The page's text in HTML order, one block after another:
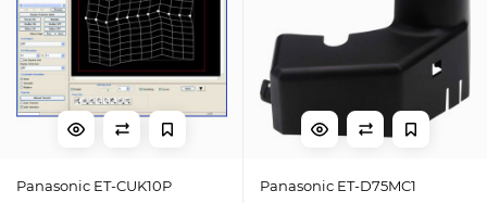
Panasonic ET-CUK10P Panasonic ET-D75MC1